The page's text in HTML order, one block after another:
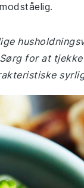
for at